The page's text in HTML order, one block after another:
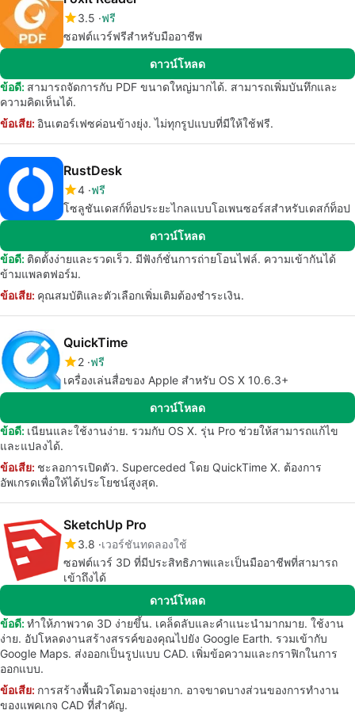
3.5 ฟรี
ซอฟต์แวร์ฟรีสำหรับมืออาชีพ
ดาวน์โหลด
ข้อดี: สามารถจัดการกับ PDF ขนาดใหญ่มากได้. สามารถเพิ่มบันทึกและ
ความคิดเห็นได้.
ข้อเสีย: อินเตอร์เฟซค่อนข้างยุ่ง. ไม่ทุกรูปแบบที่มีให้ใช้ฟรี.
RustDesk
4 ฟรี
โซลูชันเดสก์ท็อประยะไกลแบบโอเพนซอร์สสำหรับเดสก์ท็อป
ดาวน์โหลด
ข้อดี: ติดตั้งง่ายและรวดเร็ว. มีฟังก์ชั่นการถ่ายโอนไฟล์. ความเข้ากันได้
ข้ามแพลตฟอร์ม.
ข้อเสีย: คุณสมบัติและตัวเลือกเพิ่มเติมต้องชำระเงิน.
QuickTime
2 ฟรี
เครื่องเล่นสื่อของ Apple สำหรับ OS X 10.6.3+
ดาวน์โหลด
ข้อดี: เนียนและใช้งานง่าย. รวมกับ OS X. รุ่น Pro ช่วยให้สามารถแก้ไข
และแปลงได้.
ข้อเสีย: ชะลอการเปิดตัว. Superceded โดย QuickTime X. ต้องการ
อัพเกรดเพื่อให้ได้ประโยชน์สูงสุด.
SketchUp Pro
3.8 เวอร์ชันทดลองใช้
ซอฟต์แวร์ 3D ที่มีประสิทธิภาพและเป็นมืออาชีพที่สามารถ
เข้าถึงได้
ดาวน์โหลด
ข้อดี: ทำให้ภาพวาด 3D ง่ายขึ้น. เคล็ดลับและคำแนะนำมากมาย. ใช้งาน
ง่าย. อัปโหลดงานสร้างสรรค์ของคุณไปยัง Google Earth. รวมเข้ากับ
Google Maps. ส่งออกเป็นรูปแบบ CAD. เพิ่มข้อความและกราฟิกในการ
ออกแบบ.
ข้อเสีย: การสร้างพื้นผิวโดมอาจยุ่งยาก. อาจขาดบางส่วนของการทำงาน
ของแพคเกจ CAD ที่สำคัญ.